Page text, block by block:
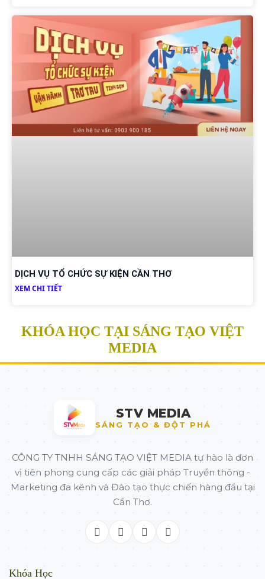
DỊCH VỤ TỔ CHỨC SỰ KIỆN CẦN THƠ
XEM CHI TIẾT
KHÓA HỌC TẠI SÁNG TẠO VIỆT
MEDIA
STV MEDIA
SÁNG TẠO & ĐỘT PHÁ
CÔNG TY TNHH SÁNG TẠO VIỆT MEDIA tự hào là đơn
vị tiên phong cung cấp các giải pháp Truyền thông -
Marketing đa kênh và Đào tạo thực chiến hàng đầu tại
Cần Thơ.
Khóa Học